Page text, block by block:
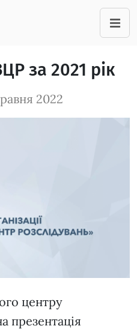
за 2021 рік
2022
центру
презентація